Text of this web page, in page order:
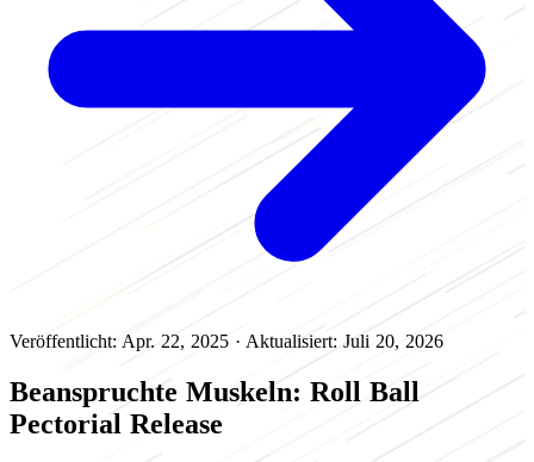
Veröffentlicht: Apr. 22, 2025 · Aktualisiert: Juli 20, 2026
Beanspruchte Muskeln: Roll Ball
Pectorial Release